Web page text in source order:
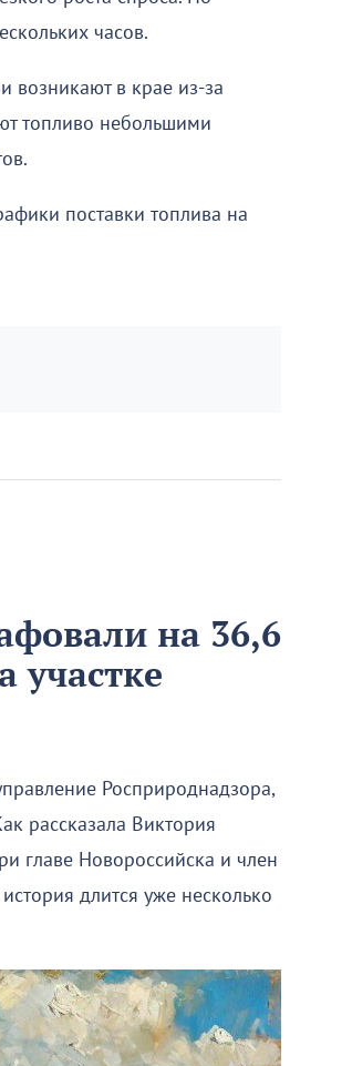
часов.
возникают в крае из-за
топливо небольшими
поставки топлива на
на 36,6
участке
Росприроднадзора,
рассказала Виктория
главе Новороссийска и член
длится уже несколько